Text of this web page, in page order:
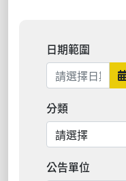
日期範圍
分類
公告單位